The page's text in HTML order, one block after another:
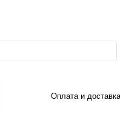
Оплата и